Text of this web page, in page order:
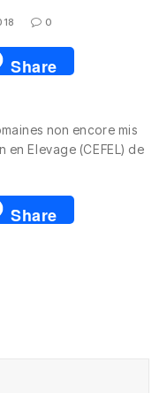
0
Share
non encore mis
en Elevage (CEFEL) de
Share